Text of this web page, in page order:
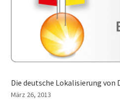
Die deutsche Lokalisierung von
März 26, 2013